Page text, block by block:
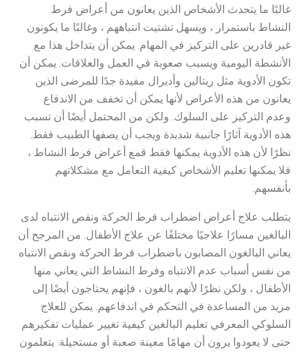
غالبًا ما يتحدث الأشخاص الذين يعانون من أعراض فرط
النشاط باستمرار ، ويسهل تشتيت انتباههم ، وغالبًا ما يكونون
غير قادرين على التركيز في المهام. يمكن أن يتداخل هذا مع
الأنشطة اليومية ويسبب صعوبة في العمل والعلاقات. يمكن أن
تكون الأدوية مثل ريتالين وأديرال مفيدة جدًا للمرضى الذين
يعانون من هذه الأعراض لأنها يمكن أن تخفف من الاندفاع
وعدم التركيز على السلوك. ولكن من المحتمل أيضًا أن تسبب
هذه الأدوية آثارًا جانبية شديدة ويجب أن يصفها الطبيب فقط.
نظرًا لأن هذه الأدوية يمكنها فقط قمع أعراض فرط النشاط ،
فلا يمكنها تعليم الأشخاص كيفية التعامل مع مشكلاتهم
بأنفسهم.
يتطلب علاج أعراض اضطراب فرط الحركة ونقص الانتباه لدى
البالغين مسارًا علاجيًا مختلفًا عن علاج الأطفال. من المرجح أن
يعاني البالغون المصابون باضطراب فرط الحركة ونقص الانتباه
من نفس أسباب عدم الانتباه وفرط النشاط التي يعاني منها
الأطفال ، ولكن نظرًا لأنهم بالغون ، فإنهم يحتاجون أيضًا إلى
مزيد من المساعدة في التحكم في اندفاعهم. يمكن للعلاج
السلوكي المعرفي تعليم البالغين كيفية تغيير عمليات تفكيرهم
حتى لا يعودوا يرون أن مهامًا معينة صعبة أو مستحيلة. يتعلمون